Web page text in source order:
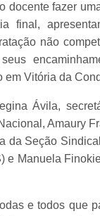
docente fazer
final,
não
Vitória da
Ávila,
Amaury
da Seção
Manuela
e todos que